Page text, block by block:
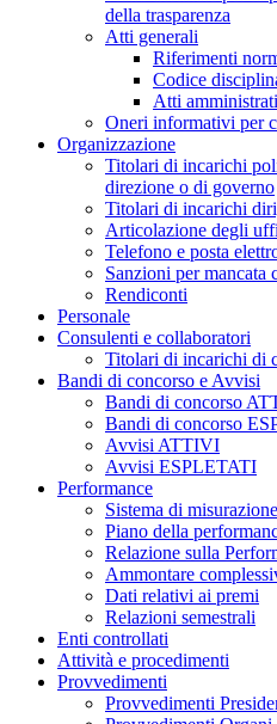
della trasparenza
Atti generali
Riferimenti
Codice
Atti
Oneri informativi per
Organizzazione
Titolari di incarichi
direzione o di governo
Titolari di incarichi
Articolazione degli
Telefono e posta
Sanzioni per mancata
Rendiconti
Personale
Consulenti e collaboratori
Titolari di incarichi di
Bandi di concorso e Avvisi
Bandi di concorso
Bandi di concorso
Avvisi ATTIVI
Avvisi ESPLETATI
Performance
Sistema di
Piano della
Relazione sulla
Ammontare
Dati relativi ai premi
Relazioni semestrali
Enti controllati
Attività e procedimenti
Provvedimenti
Provvedimenti